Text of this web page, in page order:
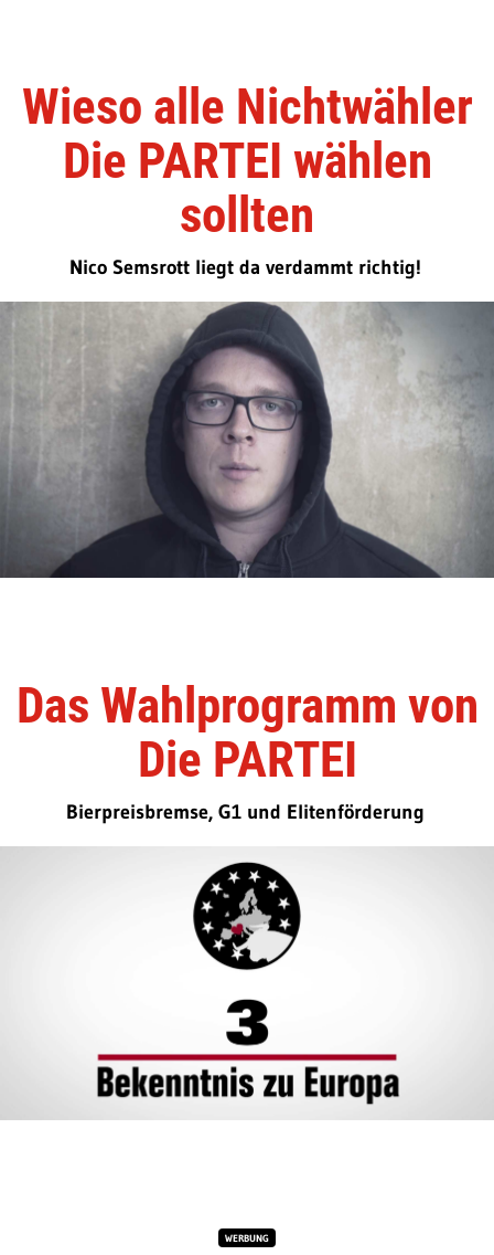
Wieso alle Nichtwähler
Die PARTEI wählen
sollten
Nico Semsrott liegt da verdammt richtig!
Das Wahlprogramm von
Die PARTEI
Bierpreisbremse, G1 und Elitenförderung
WERBUNG